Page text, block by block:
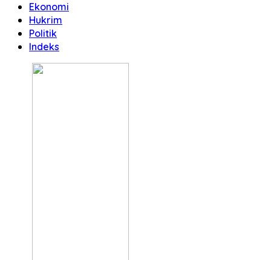
Ekonomi
Hukrim
Politik
Indeks